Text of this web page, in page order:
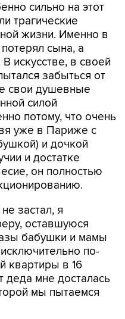
сильно на этот
трагические
жизни. Именно в
сына, а
искусстве, в своей
забыться от
свои душевные
силой
потому, что очень
уже в Париже с
и дочкой
и достатке
он полностью
застал, я
оставшуюся
бабушки и мамы
по-
квартиры в 16
деда мне досталась
мы пытаемся